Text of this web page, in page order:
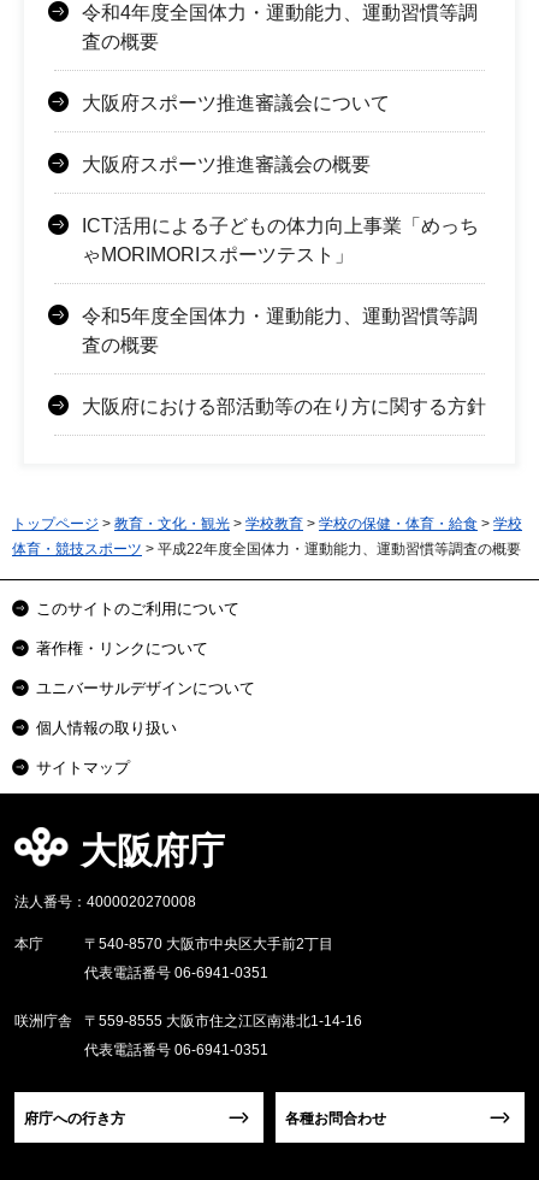
令和4年度全国体力・運動能力、運動習慣等調
査の概要
大阪府スポーツ推進審議会について
大阪府スポーツ推進審議会の概要
ICT活用による子どもの体力向上事業「めっち
ゃMORIMORIスポーツテスト」
令和5年度全国体力・運動能力、運動習慣等調
査の概要
大阪府における部活動等の在り方に関する方針
トップページ > 教育・文化・観光 > 学校教育 > 学校の保健・体育・給食 > 学校
体育・競技スポーツ > 平成22年度全国体力・運動能力、運動習慣等調査の概要
このサイトのご利用について
著作権・リンクについて
ユニバーサルデザインについて
個人情報の取り扱い
サイトマップ
大阪府庁
法人番号：4000020270008
本庁
〒540-8570 大阪市中央区大手前2丁目
代表電話番号 06-6941-0351
咲洲庁舎
〒559-8555 大阪市住之江区南港北1-14-16
代表電話番号 06-6941-0351
府庁への行き方 各種お問合わせ